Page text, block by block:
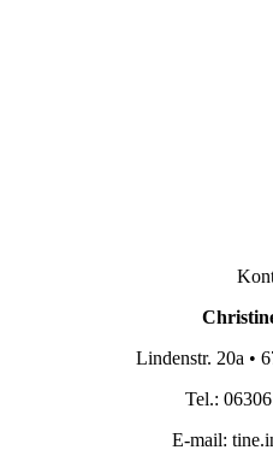
Lindenstr. 20a •
Tel.:
E-mail: